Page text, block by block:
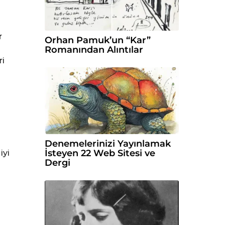
Orhan Pamuk’un “Kar”
Romanından Alıntılar
Denemelerinizi Yayınlamak
İsteyen 22 Web Sitesi ve
Dergi